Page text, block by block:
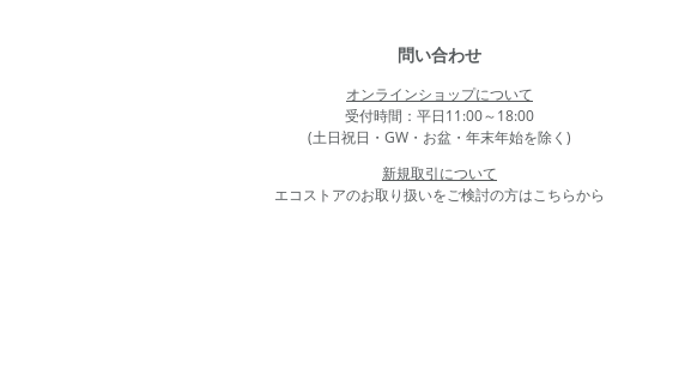
問い合わせ
オンラインショップについて
受付時間：平日11:00～18:00
(土日祝日・GW・お盆・年末年始を除く)
新規取引について
エコストアのお取り扱いをご検討の方はこちらから